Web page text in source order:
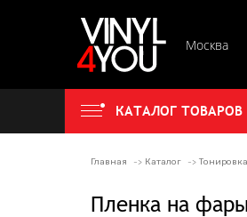
Москва
КАТАЛОГ ТОВАРОВ
Главная Каталог
Пленка на